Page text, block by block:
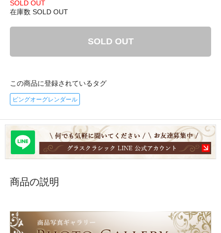
SOLD OUT
在庫数 SOLD OUT
SOLD OUT
この商品に登録されているタグ
ビングオーグレンダール
商品の説明